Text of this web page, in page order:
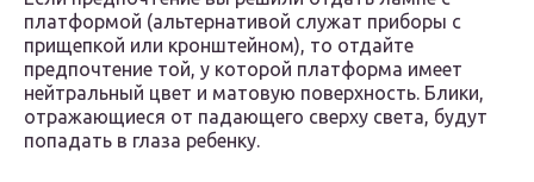
платформой (альтернативой служат приборы с
прищепкой или кронштейном), то отдайте
предпочтение той, у которой платформа имеет
нейтральный цвет и матовую поверхность. Блики,
отражающиеся от падающего сверху света, будут
попадать в глаза ребенку.